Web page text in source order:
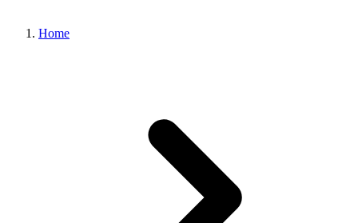
Home